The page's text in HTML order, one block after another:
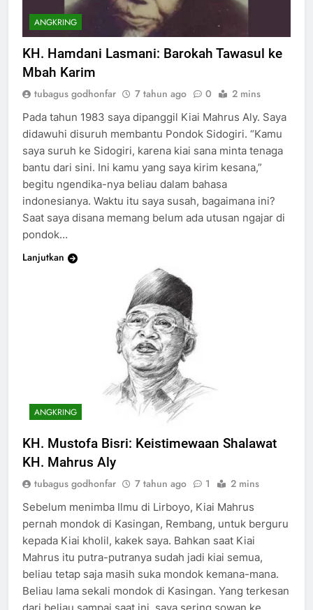
ANGKRING
KH. Hamdani Lasmani: Barokah Tawasul ke
Mbah Karim
tubagus godhonfar 7 tahun ago 0 2 mins
Pada tahun 1983 saya dipanggil Kiai Mahrus Aly. Saya
didawuhi disuruh membantu Pondok Sidogiri. “Kamu
saya suruh ke Sidogiri, karena kiai sana minta tenaga
bantu dari sini. Ini kamu yang saya kirim kesana,”
begitu ngendika-nya beliau dalam bahasa
indonesianya. Waktu itu saya susah, bagaimana ini?
Saat saya disana memang belum ada utusan ngajar di
pondok…
Lanjutkan
ANGKRING
KH. Mustofa Bisri: Keistimewaan Shalawat
KH. Mahrus Aly
tubagus godhonfar 7 tahun ago 1 2 mins
Sebelum menimba Ilmu di Lirboyo, Kiai Mahrus
pernah mondok di Kasingan, Rembang, untuk berguru
kepada Kiai kholil, kakek saya. Bahkan saat Kiai
Mahrus itu putra-putranya sudah jadi kiai semua,
beliau tetap saja masih suka mondok kemana-mana.
Beliau lama sekali mondok di Kasingan. Yang terkesan